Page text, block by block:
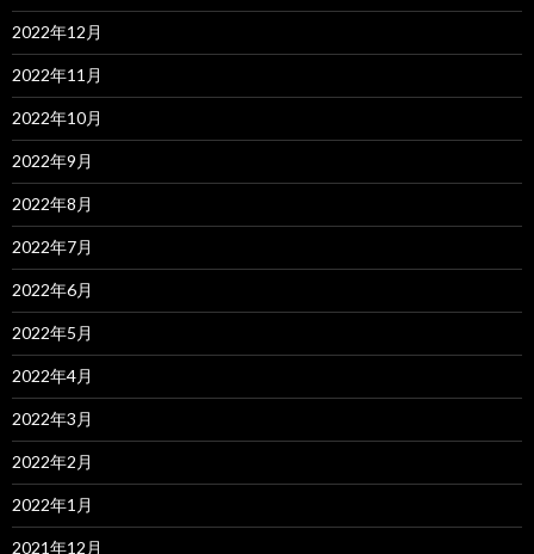
2022年12月
2022年11月
2022年10月
2022年9月
2022年8月
2022年7月
2022年6月
2022年5月
2022年4月
2022年3月
2022年2月
2022年1月
2021年12月